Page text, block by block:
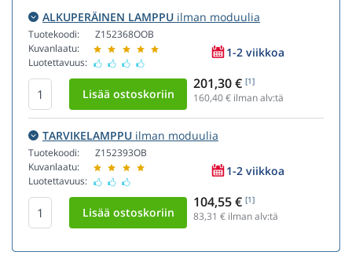
ALKUPERÄINEN LAMPPU ilman moduulia
Tuotekoodi:
Kuvanlaatu:
Luotettavuus:
Z152368OOB
1-2 viikkoa
201,30 € [1]
160,40€ ilman alv:tä
TARVIKELAMPPU ilman moduulia
Tuotekoodi:
Kuvanlaatu:
Luotettavuus:
Z152393OB
1-2 viikkoa
104,55 € [1]
83,31 € ilman alv:tä